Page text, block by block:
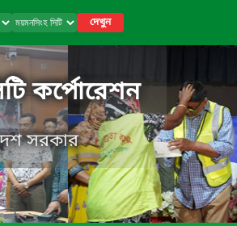
দেখুন
কর্পোরেশন
সরকার